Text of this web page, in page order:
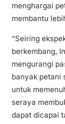
menghargai
membantu
“Seiring
berkembang,
mengurangi
banyak petani
untuk
seraya
dapat dicapai